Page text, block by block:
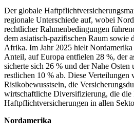
Der globale
regionale Unterschiede auf, wobei
rechtlicher Rahmenbedingungen
dem asiatisch-pazifischen Raum sowie
Afrika. Im Jahr 2025 hielt
Anteil, auf Europa entfielen 28 %, der
sicherte sich 26 % und der Nahe
restlichen 10 % ab. Diese Verteilungen
Risikobewusstsein, die
wirtschaftliche Diversifizierung, die die
Haftpflichtversicherungen in allen
Nordamerika